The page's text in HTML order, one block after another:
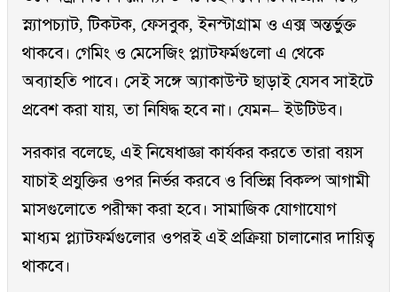
স্ন্যাপচ্যাট, টিকটক, ফেসবুক, ইনস্টাগ্রাম ও এক্স অন্তর্ভুক্ত
থাকবে। গেমিং ও মেসেজিং প্ল্যাটফর্মগুলো এ থেকে
অব্যাহতি পাবে। সেই সঙ্গে অ্যাকাউন্ট ছাড়াই যেসব সাইটে
প্রবেশ করা যায়, তা নিষিদ্ধ হবে না। যেমন– ইউটিউব।
সরকার বলেছে, এই নিষেধাজ্ঞা কার্যকর করতে তারা বয়স
যাচাই প্রযুক্তির ওপর নির্ভর করবে ও বিভিন্ন বিকল্প আগামী
মাসগুলোতে পরীক্ষা করা হবে। সামাজিক যোগাযোগ
মাধ্যম প্ল্যাটফর্মগুলোর ওপরই এই প্রক্রিয়া চালানোর দায়িত্ব
থাকবে।